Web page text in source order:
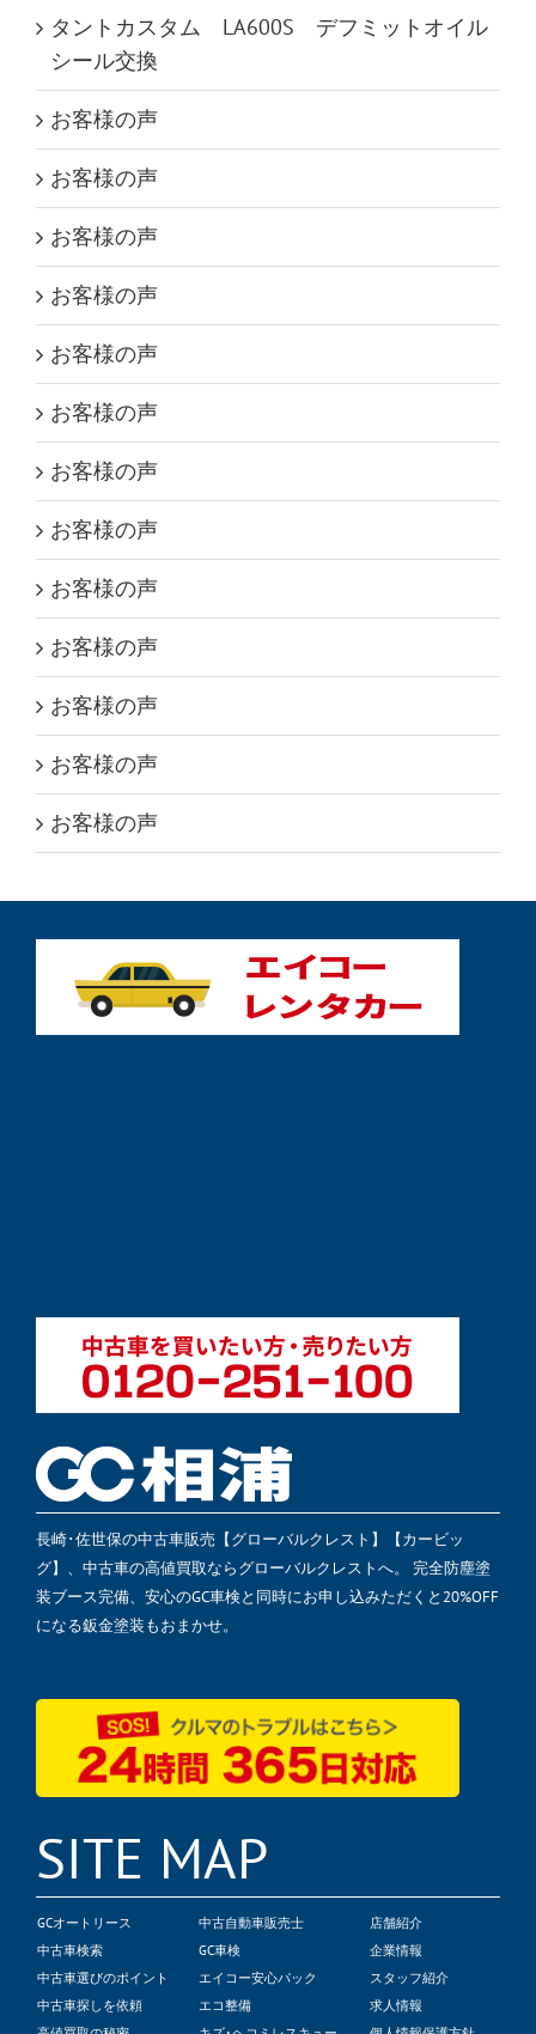
タントカスタム LA600S デフミットオイル
シール交換
お客様の声
お客様の声
お客様の声
お客様の声
お客様の声
お客様の声
お客様の声
お客様の声
お客様の声
お客様の声
お客様の声
お客様の声
お客様の声
長崎･佐世保の中古車販売【グローバルクレスト】【カービッ
グ】、中古車の高値買取ならグローバルクレストへ。 完全防塵塗
装ブース完備、安心のGC車検と同時にお申し込みただくと20%OFF
になる鈑金塗装もおまかせ。
SITE MAP
GCオートリース
中古車検索
中古車選びのポイント
中古車探しを依頼
中古自動車販売士
GC車検
エイコー安心パック
エコ整備
店舗紹介
企業情報
スタッフ紹介
求人情報